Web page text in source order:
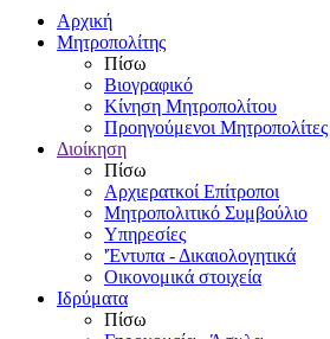
Αρχική
Μητροπολίτης
Πίσω
Βιογραφικό
Κίνηση Μητροπολίτου
Προηγούμενοι
Διοίκηση
Πίσω
Αρχιερατκοί Επίτροποι
Μητροπολιτικό Συμβούλιο
Υπηρεσίες
'Έντυπα - Δικαιολογητικά
Οικονομικά στοιχεία
Ιδρύματα
Πίσω